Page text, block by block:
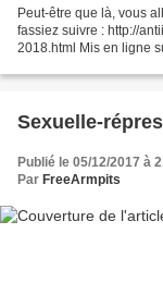
Peut-être que là, vous
fassiez suivre : http://
2018.html Mis en ligne
Sexuelle-
Publié le 05/12/2017 à
Par FreeArmpits